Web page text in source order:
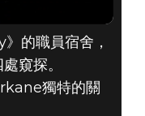
》的職員宿舍，
窺探。
獨特的關